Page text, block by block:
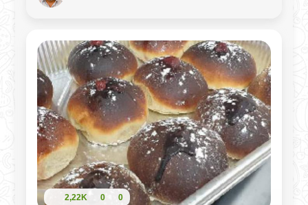
множество рецептов суфганиёт, и
или пончики без начинки, запеченные в
духовке.
2,22K 0 0